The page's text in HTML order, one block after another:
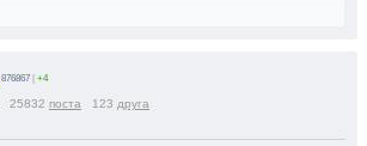
876867 | +4
25832 поста 123 друга